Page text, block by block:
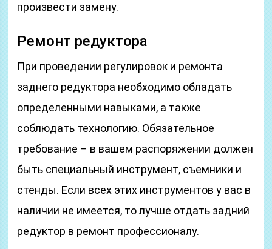
произвести замену.
Ремонт редуктора
При проведении регулировок и ремонта
заднего редуктора необходимо обладать
определенными навыками, а также
соблюдать технологию. Обязательное
требование – в вашем распоряжении должен
быть специальный инструмент, съемники и
стенды. Если всех этих инструментов у вас в
наличии не имеется, то лучше отдать задний
редуктор в ремонт профессионалу.